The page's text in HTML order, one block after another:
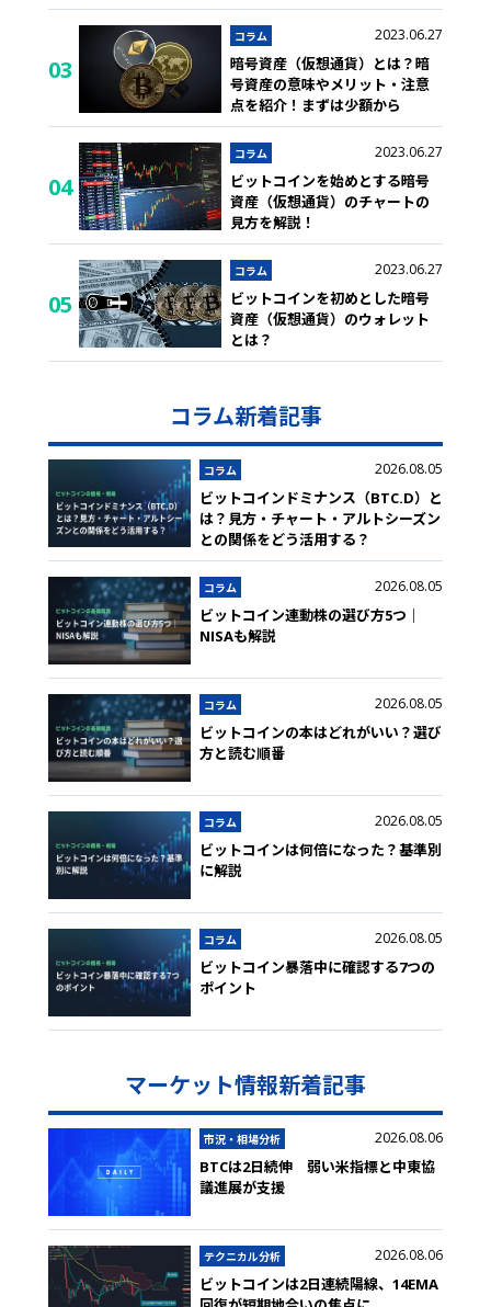
03
コラム 2023.06.27
暗号資産（仮想通貨）とは？暗
号資産の意味やメリット・注意
点を紹介！まずは少額から
04
コラム 2023.06.27
ビットコインを始めとする暗号
資産（仮想通貨）のチャートの
見方を解説！
05
コラム 2023.06.27
ビットコインを初めとした暗号
資産（仮想通貨）のウォレット
とは？
コラム新着記事
コラム 2026.08.05
ビットコインドミナンス（BTC.D）と
は？見方・チャート・アルトシーズン
との関係をどう活用する？
コラム 2026.08.05
ビットコイン連動株の選び方5つ｜
NISAも解説
コラム 2026.08.05
ビットコインの本はどれがいい？選び
方と読む順番
コラム 2026.08.05
ビットコインは何倍になった？基準別
に解説
コラム 2026.08.05
ビットコイン暴落中に確認する7つの
ポイント
マーケット情報新着記事
市況・相場分析 2026.08.06
BTCは2日続伸 弱い米指標と中東協
議進展が支援
テクニカル分析 2026.08.06
ビットコインは2日連続陽線、14EMA